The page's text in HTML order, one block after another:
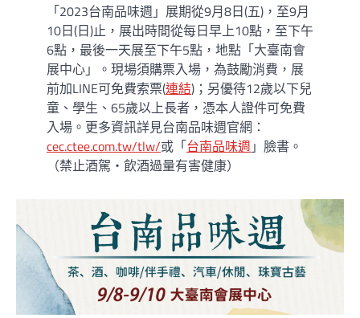
「2023台南品味週」展期從9月8日(五)，至9月
10日(日)止，展出時間從每日早上10點，至下午
6點，最後一天展至下午5點，地點「大臺南會
展中心」。現場須購票入場，為鼓勵消費，展
前加LINE可免費索票(連結)；另優待12歲以下兒
童、學生、65歲以上長者，憑本人證件可免費
入場。更多資訊詳見台南品味週官網：
cec.ctee.com.tw/tlw/或「台南品味週 」臉書。
（禁止酒駕‧飲酒過量有害健康）